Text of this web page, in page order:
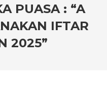
PUASA : “A
IFTAR
2025”